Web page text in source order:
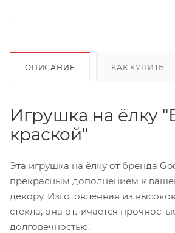
ОПИСАНИЕ КАК КУПИТЬ
Игрушка на ёлку
краской"
Эта игрушка на ёлку от бренда
прекрасным дополнением к
декору. Изготовленная из
стекла, она отличается
долговечностью.